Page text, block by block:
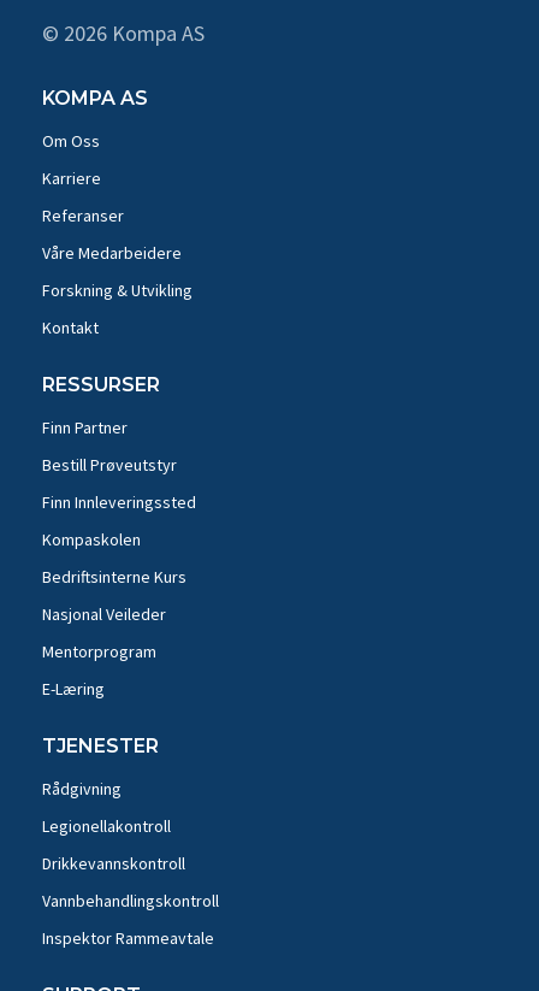
© 2026 Kompa AS
KOMPA AS
Om Oss
Karriere
Referanser
Våre Medarbeidere
Forskning & Utvikling
Kontakt
RESSURSER
Finn Partner
Bestill Prøveutstyr
Finn Innleveringssted
Kompaskolen
Bedriftsinterne Kurs
Nasjonal Veileder
Mentorprogram
E-Læring
TJENESTER
Rådgivning
Legionellakontroll
Drikkevannskontroll
Vannbehandlingskontroll
Inspektor Rammeavtale